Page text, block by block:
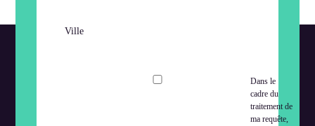
Ville
Dans le
cadre du
traitement de
ma requête,